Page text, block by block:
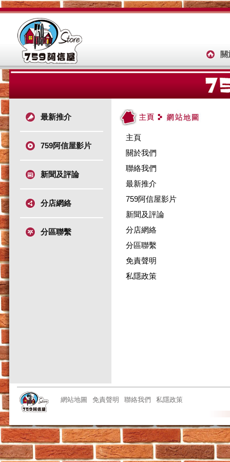
最新推介
759阿信屋影片
新聞及評論
分店網絡
分區聯繫
主頁
關於我們
聯絡我們
最新推介
759阿信屋影片
新聞及評論
分店網絡
分區聯繫
免責聲明
私隱政策
網站地圖 免責聲明 聯絡我們 私隱政策